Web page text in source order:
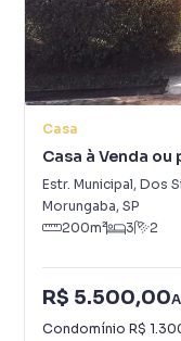
Casa
Casa à Venda
Estr. Municipal, Dos
Morungaba, SP
200m² 3 2
R$ 5.500,00
Condomínio R$